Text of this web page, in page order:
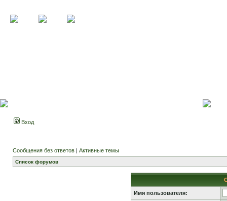
Вход
Сообщения без ответов | Активные темы
Список форумов
Имя пользователя: